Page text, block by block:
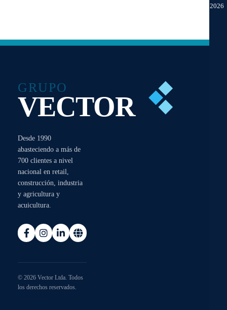
GRUPO
VECTOR
Desde 1990
abasteciendo a más de
700 clientes a nivel
nacional en retail,
construcción, industria
y agricultura y
acuicultura.
© 2026 Vector Ltda. Todos
los derechos reservados.
2026